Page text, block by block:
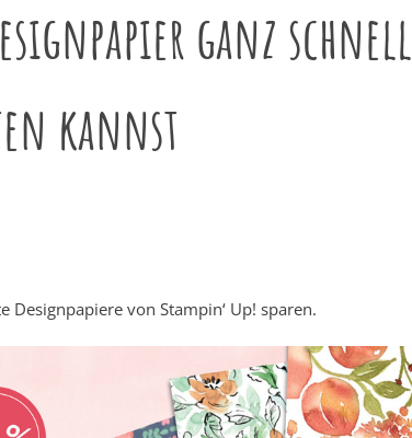
ganz schnell
kannst
von Stampin‘ Up! sparen.